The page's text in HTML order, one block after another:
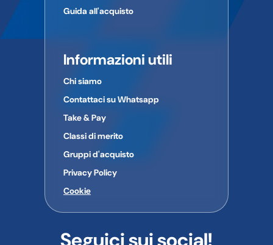
Guida all'acquisto
Informazioni utili
Chi siamo
Contattaci su Whatsapp
Take & Pay
Classi di merito
Gruppi d'acquisto
Privacy Policy
Cookie